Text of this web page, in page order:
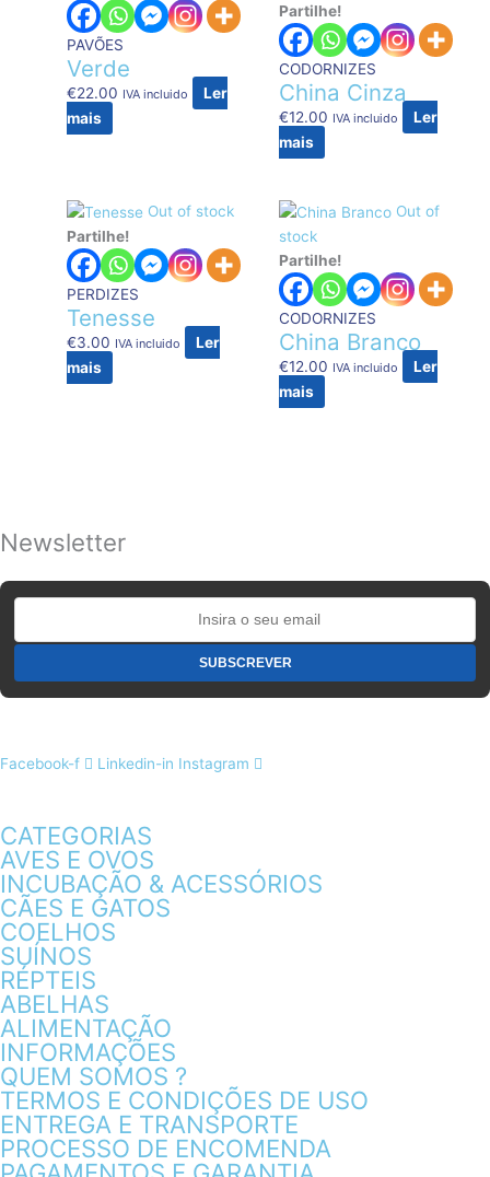
PAVÕES
Verde
€22.00 IVA incluido
Ler
mais
Partilhe!
CODORNIZES
China Cinza
€12.00 IVA incluido
Ler
mais
Out of stock
Partilhe!
PERDIZES
Tenesse
€3.00 IVA incluido
Ler
mais
Out of
stock
Partilhe!
CODORNIZES
China Branco
€12.00 IVA incluido
Ler
mais
Newsletter
Facebook-f Linkedin-in Instagram
CATEGORIAS
AVES E OVOS
INCUBAÇÃO & ACESSÓRIOS
CÃES E GATOS
COELHOS
SUÍNOS
RÉPTEIS
ABELHAS
ALIMENTAÇÃO
INFORMAÇÕES
QUEM SOMOS ?
TERMOS E CONDIÇÕES DE USO
ENTREGA E TRANSPORTE
PROCESSO DE ENCOMENDA